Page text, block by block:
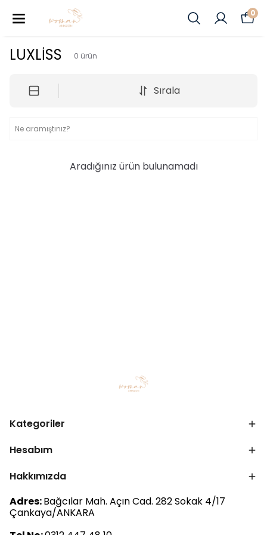
0
LUXLİSS 0 ürün
Sırala
Aradığınız ürün bulunamadı
Kategoriler
Hesabım
Hakkımızda
Adres:Bağcılar Mah. Açın Cad. 282 Sokak 4/17
Çankaya/ANKARA